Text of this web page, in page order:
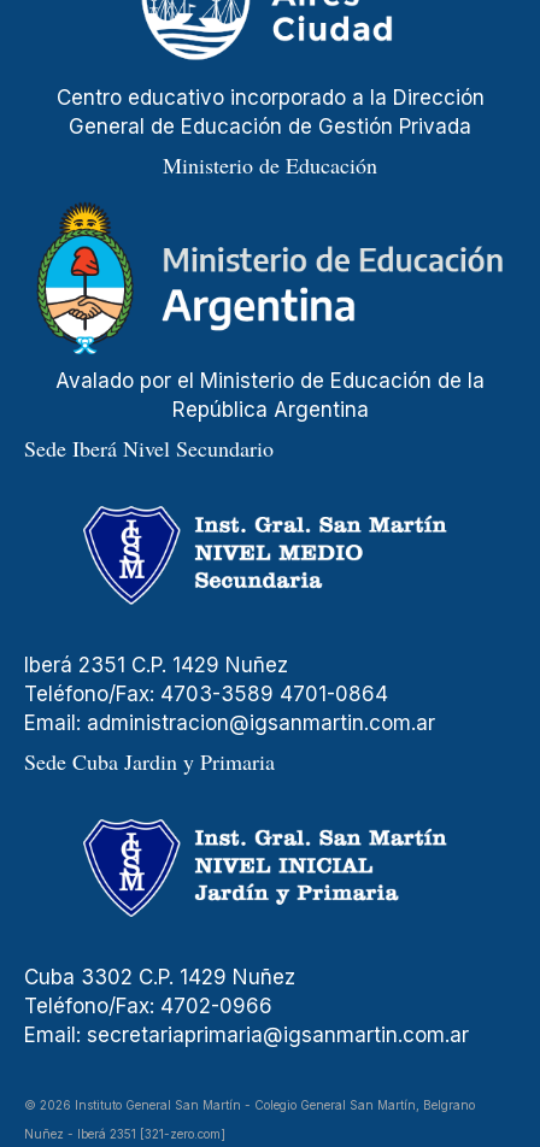
Centro educativo incorporado a la Dirección
General de Educación de Gestión Privada
Ministerio de Educación
Avalado por el Ministerio de Educación de la
República Argentina
Sede Iberá Nivel Secundario
Iberá 2351 C.P. 1429 Nuñez
Teléfono/Fax: 4703-3589 4701-0864
Email: administracion@igsanmartin.com.ar
Sede Cuba Jardin y Primaria
Cuba 3302 C.P. 1429 Nuñez
Teléfono/Fax: 4702-0966
Email: secretariaprimaria@igsanmartin.com.ar
© 2026 Instituto General San Martín - Colegio General San Martín, Belgrano
Nuñez - Iberá 2351 [321-zero.com]